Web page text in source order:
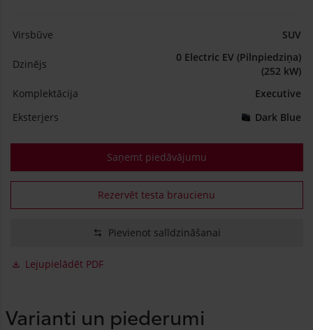
Virsbūve SUV
Dzinējs
0 Electric EV (Pilnpiedziņa)
(252 kW)
Komplektācija
Executive
Eksterjers
Dark Blue
Saņemt piedāvājumu
Rezervēt testa braucienu
Pievienot salīdzināšanai
Lejupielādēt PDF
Varianti un piederumi